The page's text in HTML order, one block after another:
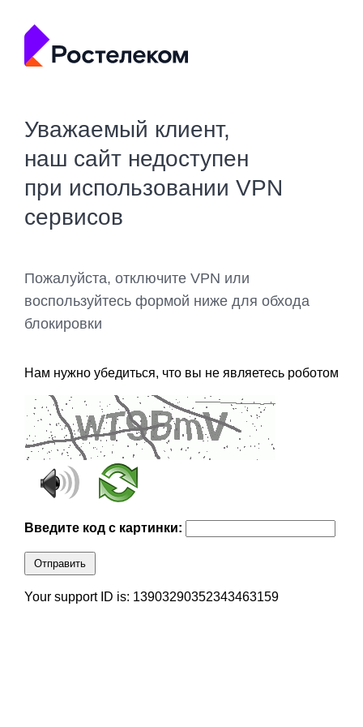
Уважаемый клиент,
наш сайт недоступен
при использовании VPN
сервисов
Пожалуйста, отключите VPN или
воспользуйтесь формой ниже для обхода
блокировки
Нам нужно убедиться, что вы не являетесь роботом
Введите код с картинки:
Отправить
Your support ID is: 13903290352343463159